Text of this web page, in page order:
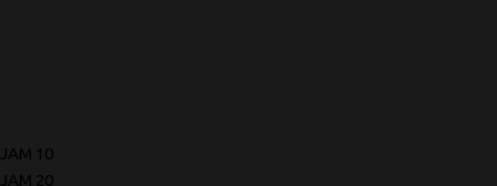
JAM 10
JAM 20